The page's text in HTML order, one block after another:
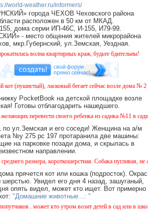
world-weather.ru/informers/
города ЧЕХОВ Чеховского района
расположен в 50 км от МКАД.
дома серии ИП-46С, И-155, И79-99.
- место общения жителей микрорайона
мкр.Губернский, ул.Земская, Уездная.
квартирных краж, будьте бдительны!
ласковый бегает сейчас возле дома № 2 на
PocketBook на детской площадке возле
Готовы отблагодарить нашедшего.
перевести своего ребенка из садика №11 в садик №
ул.Земская и его соседи! Женщина на а/м
№у 275 рс 197 протаранила две машины:
на парковке позади дома, и скрылась в
направлении.
Собака пугливая, не агрессивная.
прячется кот или кошка (подросток). Окрас
Увидел его дня 4 назад, зашуганый,
опять видел, может кто ищет. Вот примерно
"Домашние животные...: "
. может кто утром возит детей в сад или в школу в